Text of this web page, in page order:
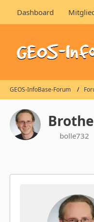
Dashboard
GEOS-InfoBase-Forum
bolle732